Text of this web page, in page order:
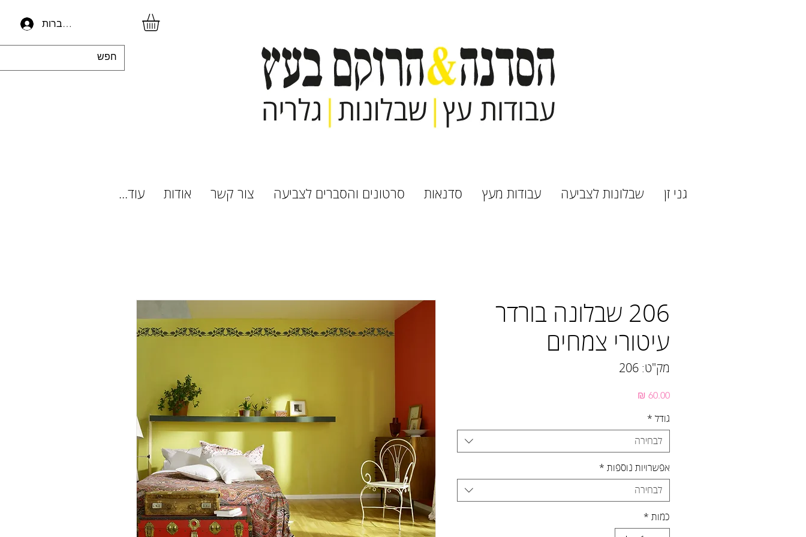
להתחברות
גני זן שבלונות לצביעה עבודות מעץ סדנאות סרטונים והסברים לצביעה צור קשר אודות עוד...
206 שבלונה בורדר
עיטורי צמחים
מק"ט: 206
גודל *
לבחירה
אפשרויות נוספות *
לבחירה
כמות *